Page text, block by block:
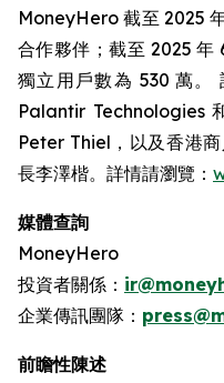
MoneyHero 截至 2025
合作夥伴；截至 2025 年
獨立用戶數為 530 萬。
Palantir Technologies
Peter Thiel，以及香港
長李澤楷。詳情請瀏覽：
媒體查詢
MoneyHero
投資者關係：
企業傳訊團隊：
前瞻性陳述